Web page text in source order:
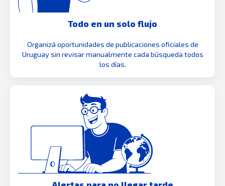
Todo en un solo flujo
Organizá oportunidades de publicaciones oficiales de
Uruguay sin revisar manualmente cada búsqueda todos
los días.